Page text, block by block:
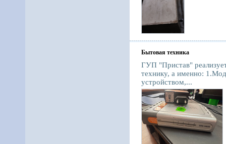
Бытовая техника
ГУП "Пристав"
технику, а именно:
устройством,...